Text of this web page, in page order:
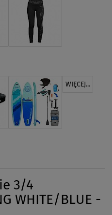
WIĘCEJ...
3/4
WHITE/BLUE -